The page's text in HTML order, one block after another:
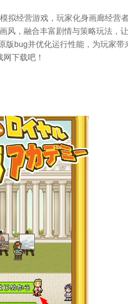
拟经营游戏，玩家化身画廊经营
风，融合丰富剧情与策略玩法，
bug并优化运行性能，为玩家带
下载吧！